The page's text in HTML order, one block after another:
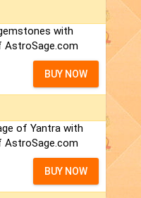
with
AstroSage.com
BUY NOW
of Yantra with
AstroSage.com
BUY NOW